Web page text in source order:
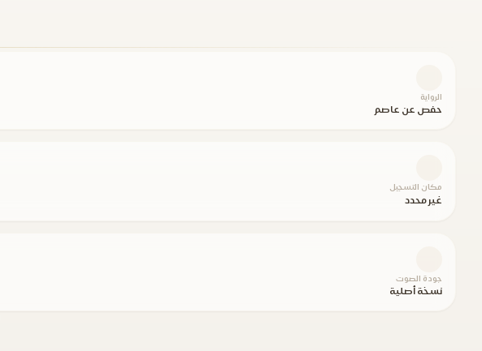
الرواية
حفص عن عاصم
مكان التسجيل
غير محدد
جودة الصوت
نسخة أصلية